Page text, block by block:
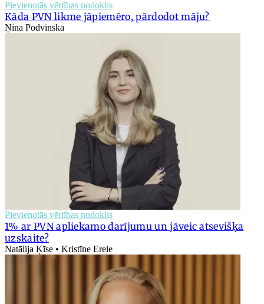
Pievienotās vērtības nodoklis
Kāda PVN likme jāpiemēro, pārdodot māju?
Ņina Podvinska
Pievienotās vērtības nodoklis
1% ar PVN apliekamo darījumu un jāveic atsevišķa
uzskaite?
Natālija Ķīse • Kristīne Erele